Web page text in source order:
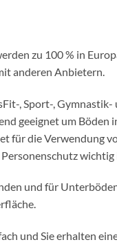
zu 100 % in
anderen Anbietern.
, Sport-,
geeignet um
für die
wichtig
und für
und Sie erhalten